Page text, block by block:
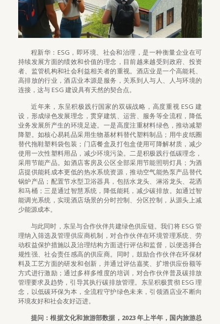
程新华：ESG，即环境、社会和治理，是一种衡量企业在可
持续发展方面的绩效和价值的理念，目前越来越受到政府、投资
者、监管机构和社会利益相关者的重视。酒店业是一个高能耗、
高排放的行业，酒店业本源是服务，关系到人与人、人与环境的
连接，这与 ESG 建设具有天然的契合点。
近年来，东呈积极践行国家的双碳战略，高度重视 ESG 建
设，形成绿色发展理念，贯穿建筑、运营、服务等全流程，降低
业务发展所产生的环境足迹。一是高度注重材料绿色，推动减塑
降塑。如核心易耗品采用生物基材料替代塑料制品；用牛皮纸圈
替代拖鞋塑料袋包装；门店餐盒及打包盒使用可降解材质，减少
使用一次性塑料用品，减少环境污染。二是积极践行低碳理念，
采用节能产品。如酒店客房及公区全部采用节能照明灯具；为酒
店提供能耗成本更低的热水系统资源，推动空气能热泵产品替代
锅炉产品；配置节水型卫浴器具，包括水龙头、淋浴龙头、花洒
和马桶；三是通过智慧系统，降低能耗，减少碳排放。如通过智
能调光系统，实现酒店场景的分时控制、分区控制，从源头上减
少能源成本。
与此同时，东呈与合作伙伴共建绿色供应链。我们将 ESG 管
理纳入筛选及管理供应商机制，对合作伙伴在环境管理系统、劳
动权益保护措施以及治理结构方面进行评估和监督，以便选择合
规性强、社会责任感高的供应商。同时，鼓励合作伙伴在环保材
料及工艺方面的研发和创新，并通过评估嘉奖、扩增供应份额等
方式进行激励；通过多样多维度的培训，对合作伙伴普及碳排放
管理要求及趋势，引导其执行碳排放管理。东呈积极贯彻 ESG 理
念，以低碳环保为本，全流程守护绿色未来，引领酒店业不断向
环境友好和社会友好迈进。
提问：根据文化和旅游部数据，2023 年上半年，国内旅游总